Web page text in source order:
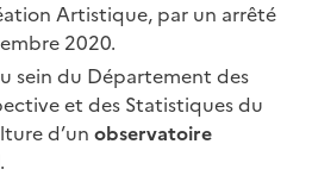
Artistique, par un arrêté
2020.
sein du Département des
et des Statistiques du
d’un observatoire
.